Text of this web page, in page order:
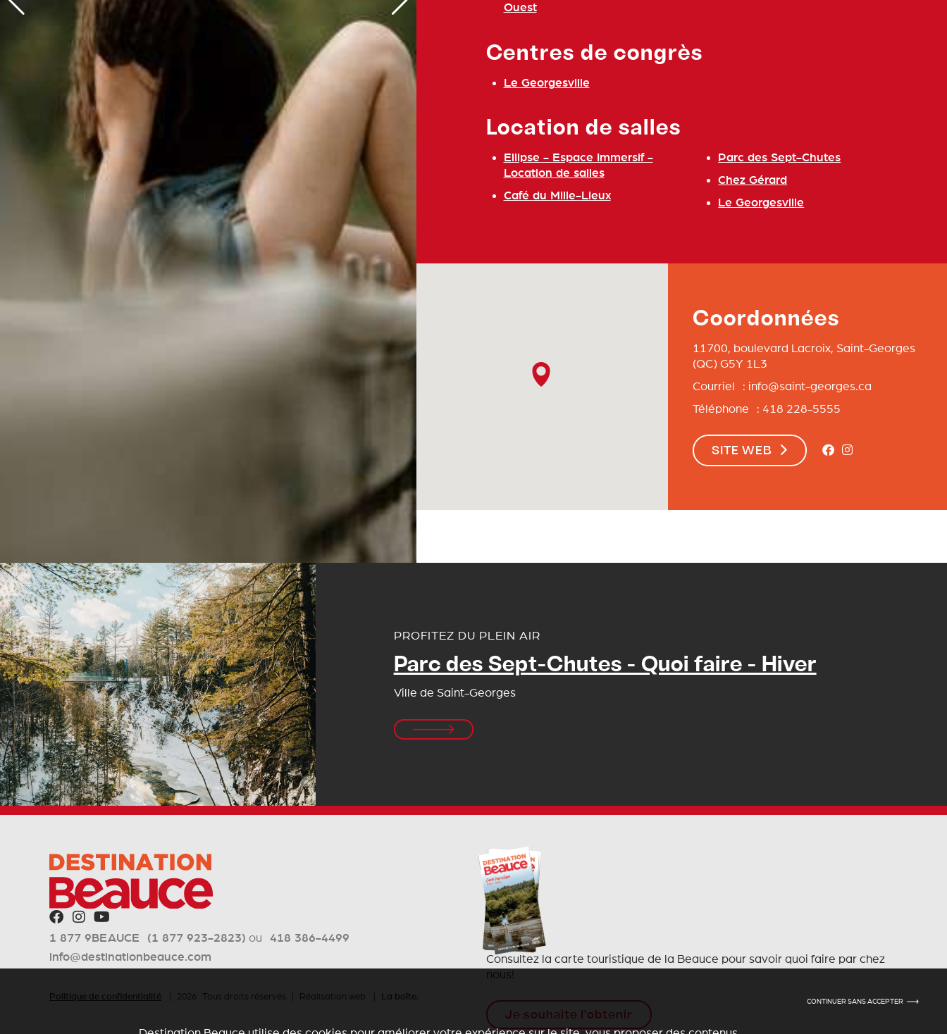
CONTINUER SANS ACCEPTER
Ouest
Centres de congrès
Le Georgesville
Location de salles
Ellipse - Espace Immersif -
Location de salles
Café du Mille-Lieux
Parc des Sept-Chutes
Chez Gérard
Le Georgesville
Coordonnées
11700, boulevard Lacroix, Saint-Georges
(QC) G5Y 1L3
Courriel : info@saint-georges.ca
Téléphone : 418 228-5555
SITE WEB
PROFITEZ DU PLEIN AIR
Parc des Sept-Chutes - Quoi faire - Hiver
Ville de Saint-Georges
1 877 9BEAUCE (1 877 923-2823) ou 418 386-4499
info@destinationbeauce.com
Politique de confidentialité | 2026 Tous droits réservés | Réalisation web | La boîte.
Consultez la carte touristique de la Beauce pour savoir quoi faire par chez
nous!
Je souhaite l'obtenir